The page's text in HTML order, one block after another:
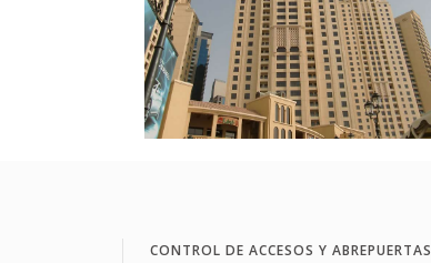
CONTROL DE ACCESOS Y ABREPUERTAS